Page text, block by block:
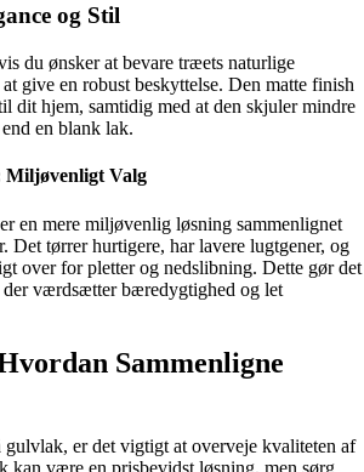
og Stil
du ønsker at bevare træets naturlige
give en robust beskyttelse. Den matte finish
dit hjem, samtidig med at den skjuler mindre
en blank lak.
Miljøvenligt Valg
en mere miljøvenlig løsning sammenlignet
Det tørrer hurtigere, har lavere lugtgener, og
over for pletter og nedslibning. Dette gør det
værdsætter bæredygtighed og let
Sammenligne
er det vigtigt at overveje kvaliteten af